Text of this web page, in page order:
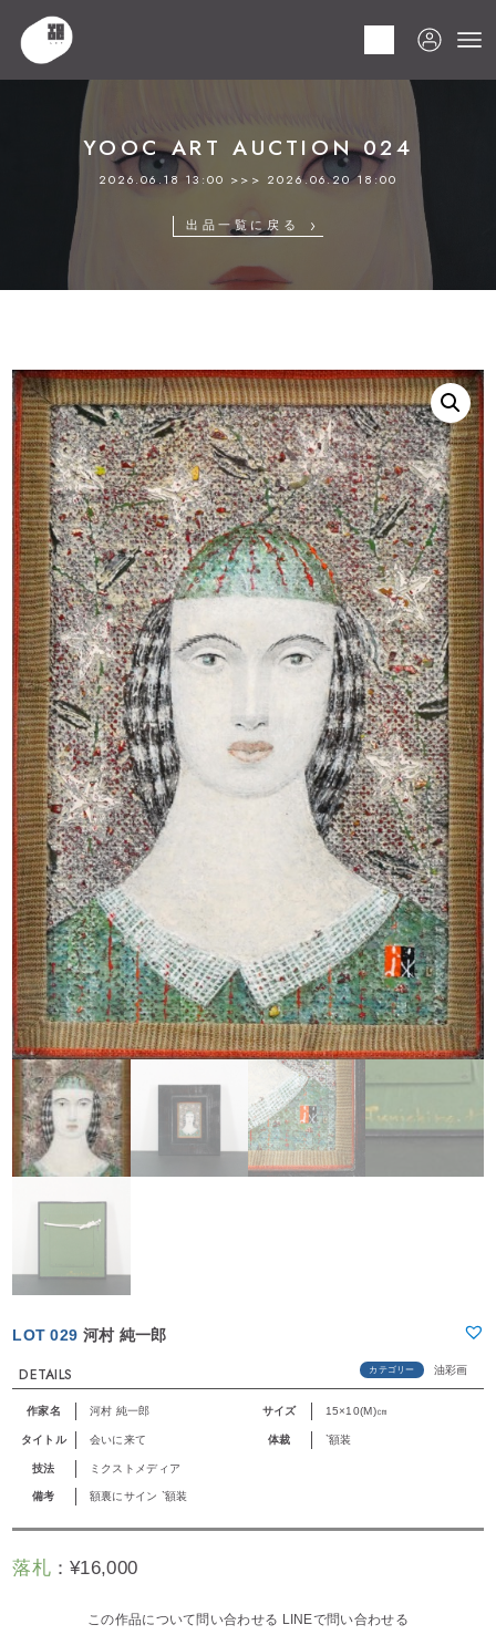
HOME
YOOC ART AUCTION 024
2026.06.18 13:00 >>> 2026.06.20 18:00
出品一覧に戻る
LOT 029 河村 純一郎
DETAILS カテゴリー 油彩画
作家名 河村 純一郎 サイズ 15×10(M)㎝
タイトル 会いに来て 体裁 `額装
技法 ミクストメディア
備考 額裏にサイン `額装
落札：¥16,000
この作品について問い合わせる LINEで問い合わせる